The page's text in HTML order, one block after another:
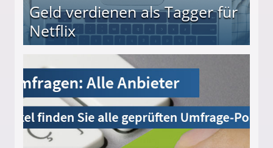
Geld verdienen als Tagger für
Netflix